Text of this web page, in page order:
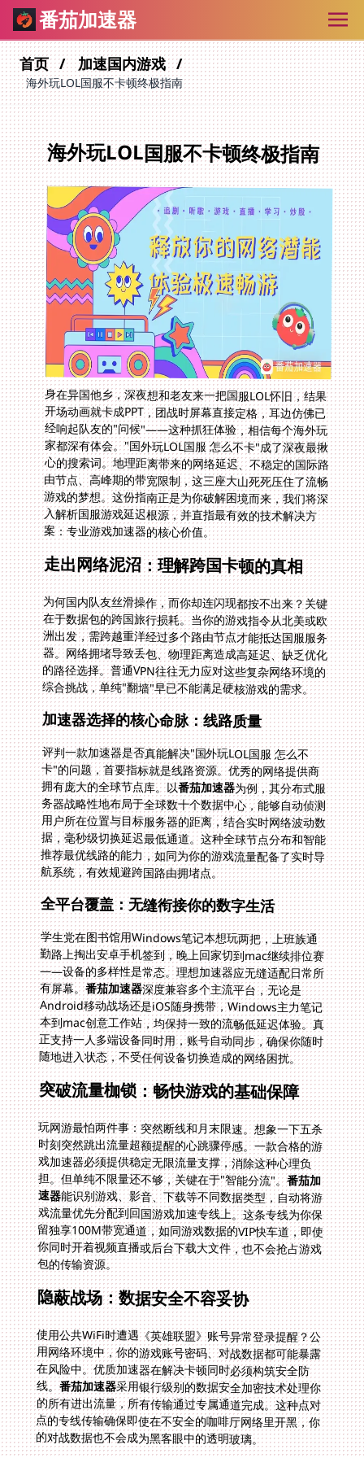
番茄加速器
首页 加速国内游戏
海外玩LOL国服不卡顿终极指南
海外玩LOL国服不卡顿终极指南
身在异国他乡，深夜想和老友来一把国服LOL怀旧，结果
开场动画就卡成PPT，团战时屏幕直接定格，耳边仿佛已
经响起队友的"问候"——这种抓狂体验，相信每个海外玩
家都深有体会。"国外玩LOL国服 怎么不卡"成了深夜最揪
心的搜索词。地理距离带来的网络延迟、不稳定的国际路
由节点、高峰期的带宽限制，这三座大山死死压住了流畅
游戏的梦想。这份指南正是为你破解困境而来，我们将深
入解析国服游戏延迟根源，并直指最有效的技术解决方
案：专业游戏加速器的核心价值。
走出网络泥沼：理解跨国卡顿的真相
为何国内队友丝滑操作，而你却连闪现都按不出来？关键
在于数据包的跨国旅行损耗。当你的游戏指令从北美或欧
洲出发，需跨越重洋经过多个路由节点才能抵达国服服务
器。网络拥堵导致丢包、物理距离造成高延迟、缺乏优化
的路径选择。普通VPN往往无力应对这些复杂网络环境的
综合挑战，单纯"翻墙"早已不能满足硬核游戏的需求。
加速器选择的核心命脉：线路质量
评判一款加速器是否真能解决"国外玩LOL国服 怎么不
卡"的问题，首要指标就是线路资源。优秀的网络提供商
拥有庞大的全球节点库。以番茄加速器为例，其分布式服
务器战略性地布局于全球数十个数据中心，能够自动侦测
用户所在位置与目标服务器的距离，结合实时网络波动数
据，毫秒级切换延迟最低通道。这种全球节点分布和智能
推荐最优线路的能力，如同为你的游戏流量配备了实时导
航系统，有效规避跨国路由拥堵点。
全平台覆盖：无缝衔接你的数字生活
学生党在图书馆用Windows笔记本想玩两把，上班族通
勤路上掏出安卓手机签到，晚上回家切到mac继续排位赛
——设备的多样性是常态。理想加速器应无缝适配日常所
有屏幕。番茄加速器深度兼容多个主流平台，无论是
Android移动战场还是iOS随身携带，Windows主力笔记
本到mac创意工作站，均保持一致的流畅低延迟体验。真
正支持一人多端设备同时用，账号自动同步，确保你随时
随地进入状态，不受任何设备切换造成的网络困扰。
突破流量枷锁：畅快游戏的基础保障
玩网游最怕两件事：突然断线和月末限速。想象一下五杀
时刻突然跳出流量超额提醒的心跳骤停感。一款合格的游
戏加速器必须提供稳定无限流量支撑，消除这种心理负
担。但单纯不限量还不够，关键在于"智能分流"。番茄加
速器能识别游戏、影音、下载等不同数据类型，自动将游
戏流量优先分配到回国游戏加速专线上。这条专线为你保
留独享100M带宽通道，如同游戏数据的VIP快车道，即使
你同时开着视频直播或后台下载大文件，也不会抢占游戏
包的传输资源。
隐蔽战场：数据安全不容妥协
使用公共WiFi时遭遇《英雄联盟》账号异常登录提醒？公
用网络环境中，你的游戏账号密码、对战数据都可能暴露
在风险中。优质加速器在解决卡顿同时必须构筑安全防
线。番茄加速器采用银行级别的数据安全加密技术处理你
的所有进出流量，所有传输通过专属通道完成。这种点对
点的专线传输确保即使在不安全的咖啡厅网络里开黑，你
的对战数据也不会成为黑客眼中的透明玻璃。